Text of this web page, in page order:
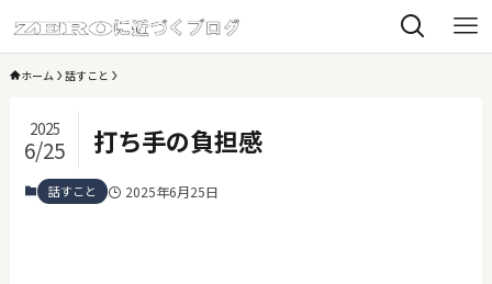
ホーム 話すこと
打ち手の負担感
2025
6/25
話すこと 2025年6月25日